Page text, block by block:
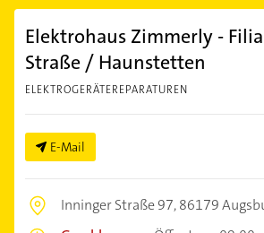
Elektrohaus Zimmerly -
Straße / Haunstetten
ELEKTROGERÄTEREPARATUREN
E-Mail
Inninger Straße 97,86179